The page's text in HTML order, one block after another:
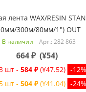
лента WAX/RESIN
300м/80мм/1") OUT
В наличии Арт.: 282 863
664₽ (¥54)
шт - 584 ₽ (¥47.52) -12%
шт - 504 ₽ (¥41.04) -24%